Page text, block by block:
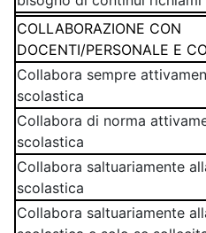
COLLABORAZIONE CON
DOCENTI/PERSONALE E
Collabora sempre
scolastica
Collabora di norma
scolastica
Collabora saltuariamente
scolastica
Collabora saltuariamente